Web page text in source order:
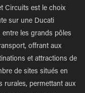
Circuits est le choix
sur une Ducati
entre les grands pôles
offrant aux
et attractions de
de sites situés en
rurales, permettant aux